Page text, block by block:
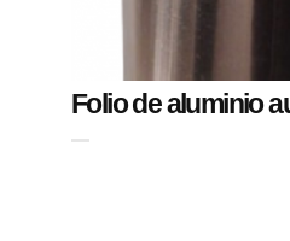
Folio de aluminio